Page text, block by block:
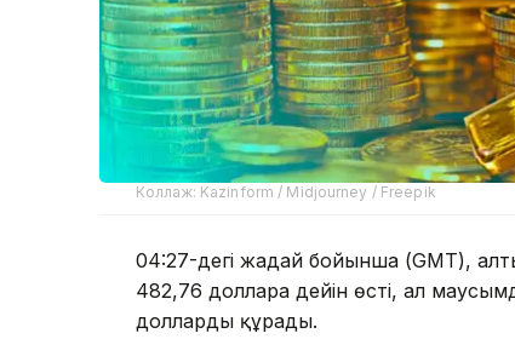
Коллаж: Kazinform / Midjourney / Freepik
04:27-дегі жағдай бойынша (GMT),
482,76 долларға дейін өсті, ал
долларды құрады.